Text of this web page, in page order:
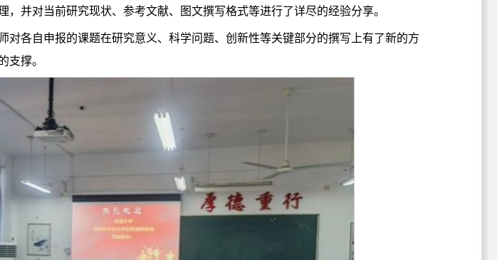
并对当前研究现状、参考文献、图文撰写格式等进行了详尽的经验分享。
对各自申报的课题在研究意义、科学问题、创新性等关键部分的撰写上有了新的方
支撑。